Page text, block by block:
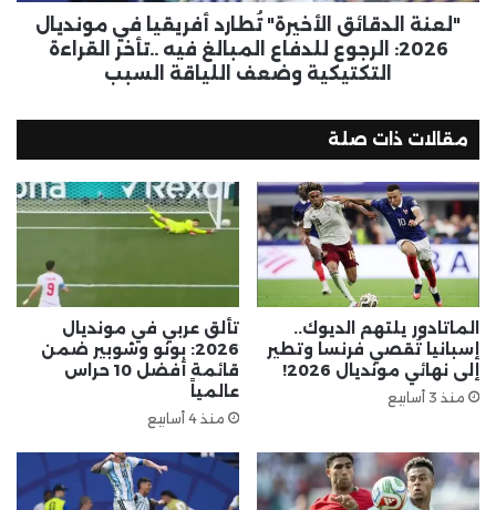
"لعنة الدقائق الأخيرة" تُطارد أفريقيا في مونديال
2026: الرجوع للدفاع المبالغ فيه ..تأخر القراءة
التكتيكية وضعف اللياقة السبب
مقالات ذات صلة
الماتادور يلتهم الديوك..
إسبانيا تُقصي فرنسا وتطير
إلى نهائي مونديال 2026!
منذ 3 أسابيع
تألق عربي في مونديال
2026: بونو وشوبير ضمن
قائمة أفضل 10 حراس
عالمياً
منذ 4 أسابيع